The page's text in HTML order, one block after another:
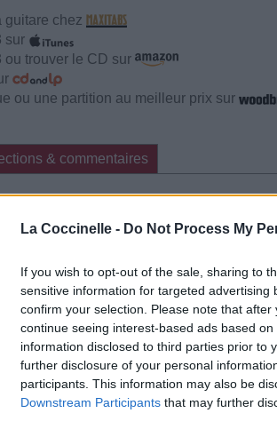
La Coccinelle - Do Not Process My
If you wish to opt-out of the sale, sharing to
sensitive information for targeted
confirm your selection. Please note that
continue seeing interest-based ads based
information disclosed to third parties prior to
further disclosure of your personal
participants. This information may also be
Downstream Participants that may further
guitare chez
sur
trouver le CD sur
ou une partition au meilleur prix sur
& commentaires